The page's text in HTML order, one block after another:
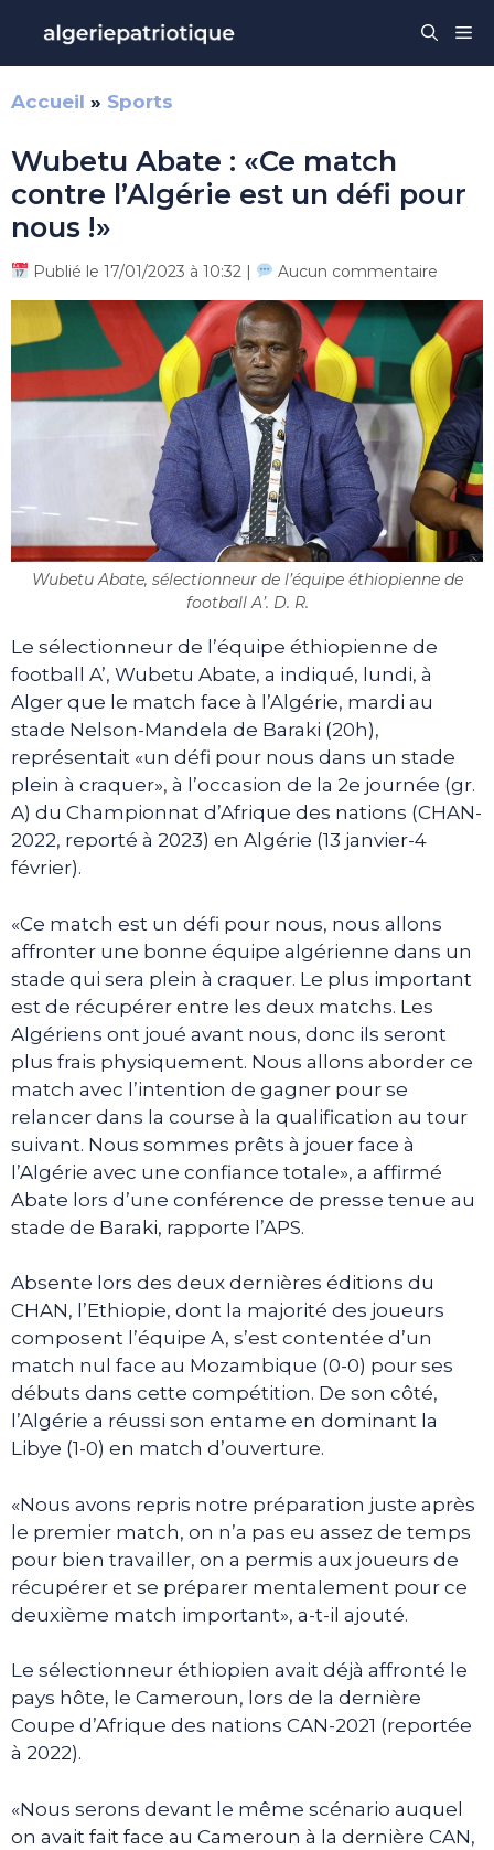
contenu
Accueil » Sports
Wubetu Abate : «Ce match
contre l’Algérie est un défi pour
nous !»
Publié le 17/01/2023 à 10:32 | Aucun commentaire
Wubetu Abate, sélectionneur de l’équipe éthiopienne de
football A’. D. R.
Le sélectionneur de l’équipe éthiopienne de
football A’, Wubetu Abate, a indiqué, lundi, à
Alger que le match face à l’Algérie, mardi au
stade Nelson-Mandela de Baraki (20h),
représentait «un défi pour nous dans un stade
plein à craquer», à l’occasion de la 2e journée (gr.
A) du Championnat d’Afrique des nations (CHAN-
2022, reporté à 2023) en Algérie (13 janvier-4
février).
«Ce match est un défi pour nous, nous allons
affronter une bonne équipe algérienne dans un
stade qui sera plein à craquer. Le plus important
est de récupérer entre les deux matchs. Les
Algériens ont joué avant nous, donc ils seront
plus frais physiquement. Nous allons aborder ce
match avec l’intention de gagner pour se
relancer dans la course à la qualification au tour
suivant. Nous sommes prêts à jouer face à
l’Algérie avec une confiance totale», a affirmé
Abate lors d’une conférence de presse tenue au
stade de Baraki, rapporte l’APS.
Absente lors des deux dernières éditions du
CHAN, l’Ethiopie, dont la majorité des joueurs
composent l’équipe A, s’est contentée d’un
match nul face au Mozambique (0-0) pour ses
débuts dans cette compétition. De son côté,
l’Algérie a réussi son entame en dominant la
Libye (1-0) en match d’ouverture.
«Nous avons repris notre préparation juste après
le premier match, on n’a pas eu assez de temps
pour bien travailler, on a permis aux joueurs de
récupérer et se préparer mentalement pour ce
deuxième match important», a-t-il ajouté.
Le sélectionneur éthiopien avait déjà affronté le
pays hôte, le Cameroun, lors de la dernière
Coupe d’Afrique des nations CAN-2021 (reportée
à 2022).
«Nous serons devant le même scénario auquel
on avait fait face au Cameroun à la dernière CAN,